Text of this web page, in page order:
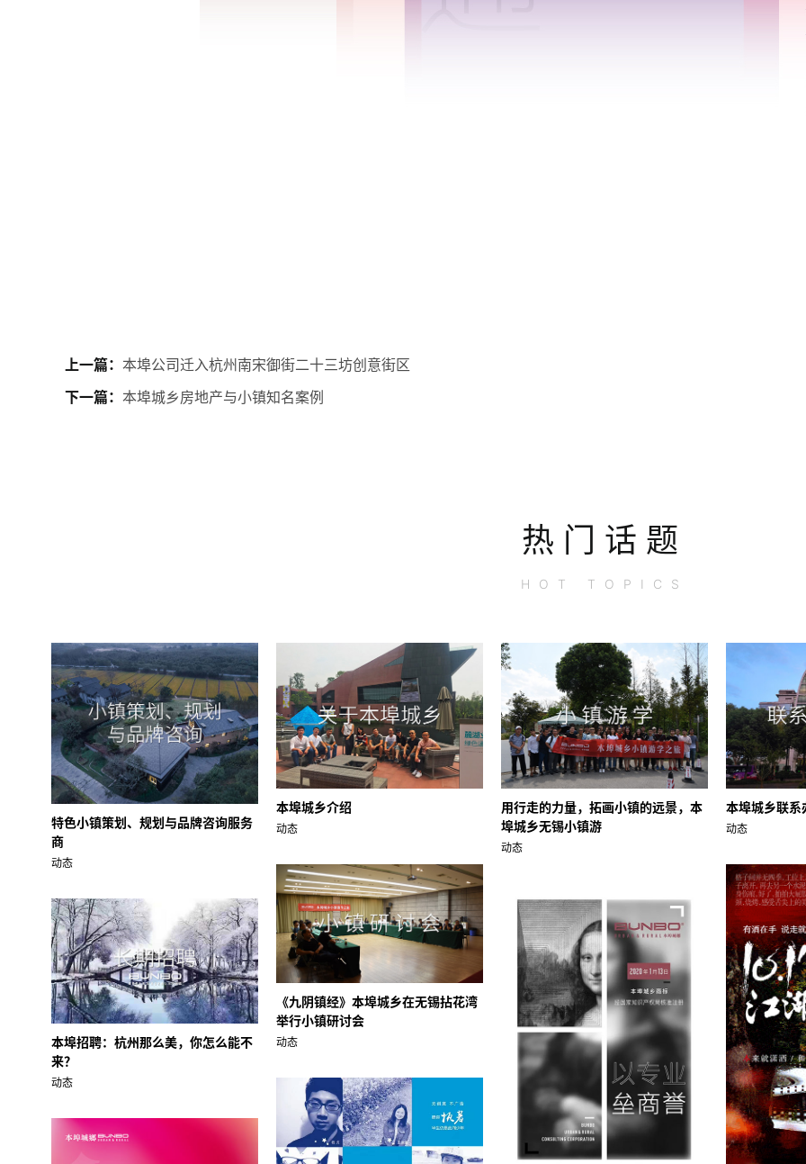
上一篇： 本埠公司迁入杭州南宋御街二十三坊创意街区
下一篇： 本埠城乡房地产与小镇知名案例
热门话题
HOT TOPICS
特色小镇策划、规划与品牌咨询服务
商
动态
本埠城乡介绍
动态
用行走的力量，拓画小镇的远景，本
埠城乡无锡小镇游
动态
本埠城乡联系
动态
《九阴镇经》本埠城乡在无锡拈花湾
举行小镇研讨会
动态
本埠招聘：杭州那么美，你怎么能不
来？
动态